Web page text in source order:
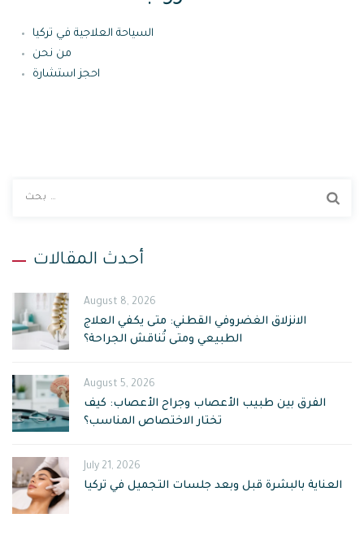
السياحة العلاجية في تركيا
من نحن
احجز استشارة
ن
أحدث المقالات
August 8, 2026
الانزلاق الغضروفي القطني: متى يكفي العلاج
الطبيعي ومتى تُناقش الجراحة؟
August 5, 2026
الفرق بين طبيب الأعصاب وجراح الأعصاب: كيف
تختار الاختصاص المناسب؟
July 21, 2026
العناية بالبشرة قبل وبعد جلسات التجميل في تركيا